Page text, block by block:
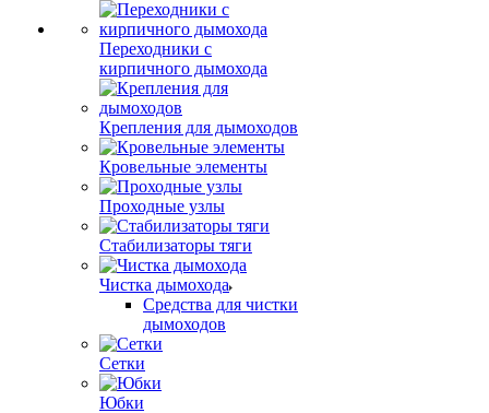
Переходники с
кирпичного дымохода
Крепления для дымоходов
Кровельные элементы
Проходные узлы
Стабилизаторы тяги
Чистка дымохода
Средства для чистки
дымоходов
Сетки
Юбки